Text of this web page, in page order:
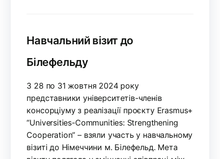
Навчальний візит до
Білефельду
З 28 по 31 жовтня 2024 року
представники університетів-членів
консорціуму з реалізації проєкту Erasmus+
“Universities-Communities: Strengthening
Cooperation” – взяли участь у навчальному
візиті до Німеччини м. Білефельд. Мета